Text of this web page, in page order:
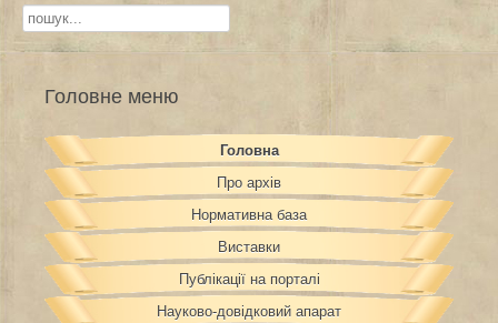
Пошук...
Головне меню
Головна
Про архів
Нормативна база
Виставки
Публікації на порталі
Науково-довідковий апарат